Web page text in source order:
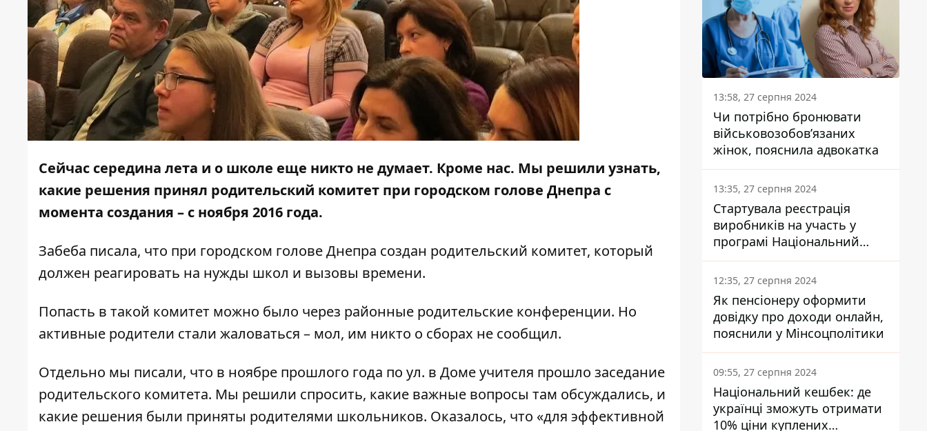
Сейчас середина лета и о школе еще никто не думает. Кроме нас. Мы решили узнать,
какие решения принял родительский комитет при городском голове Днепра с
момента создания – с ноября 2016 года.
Забеба писала, что при городском голове Днепра создан родительский комитет, который
должен реагировать на нужды школ и вызовы времени.
Попасть в такой комитет можно было через районные родительские конференции. Но
активные родители стали жаловаться – мол, им никто о сборах не сообщил.
Отдельно мы писали, что в ноябре прошлого года по ул. в Доме учителя прошло заседание
родительского комитета. Мы решили спросить, какие важные вопросы там обсуждались, и
какие решения были приняты родителями школьников. Оказалось, что «для эффективной
13:58, 27 серпня 2024
Чи потрібно бронювати
військовозобов’язаних
жінок, пояснила адвокатка
13:35, 27 серпня 2024
Стартувала реєстрація
виробників на участь у
програмі Національний
кешбек: як це зробити
через портал Дія
12:35, 27 серпня 2024
Як пенсіонеру оформити
довідку про доходи онлайн,
пояснили у Мінсоцполітики
09:55, 27 серпня 2024
Національний кешбек: де
українці зможуть отримати
10% ціни куплених